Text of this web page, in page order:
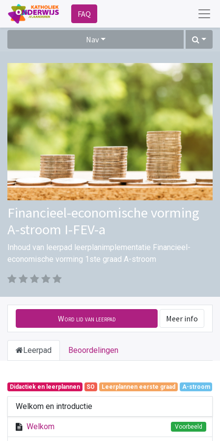
FAQ
Nav
Financieel-economische vorming
A-stroom I-FEV-a
Inhoud van leerpad leerplanimplementatie Financieel-
economische vorming 1ste graad A-stroom
Word lid van leerpad Meer info
Leerpad Beoordelingen
Didactiek en leerplannen SO Leerplannen eerste graad A-stroom
Welkom en introductie
Welkom Voorbeeld